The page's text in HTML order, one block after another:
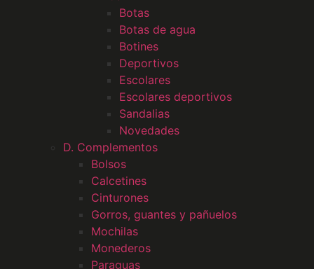
Botas
Botas de agua
Botines
Deportivos
Escolares
Escolares deportivos
Sandalias
Novedades
D. Complementos
Bolsos
Calcetines
Cinturones
Gorros, guantes y pañuelos
Mochilas
Monederos
Paraguas